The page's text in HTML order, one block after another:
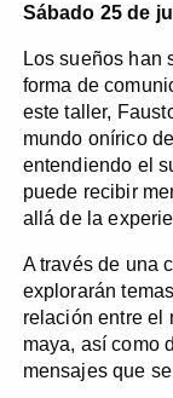
Sábado 25 de
Los sueños han
forma de
este taller,
mundo onírico
entendiendo el
puede recibir
allá de la
A través de una
explorarán
relación entre el
maya, así como
mensajes que